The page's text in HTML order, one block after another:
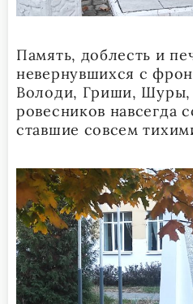
Память, доблесть и
невернувшихся с
Володи, Гриши, Шуры,
ровесников навсегда
ставшие совсем